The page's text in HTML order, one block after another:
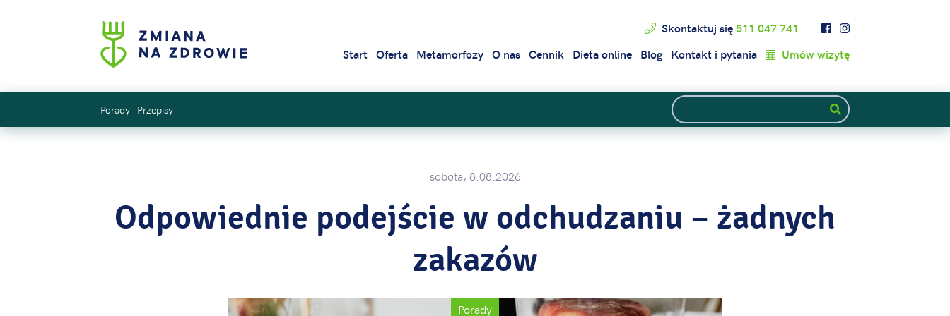
Skontaktuj się511 047 741
Start Oferta Metamorfozy O nas Cennik Dieta online Blog Kontakt i pytania Umów wizytę
Porady Przepisy
sobota, 8.08.2026
Odpowiednie podejście w odchudzaniu – żadnych
zakazów
Porady